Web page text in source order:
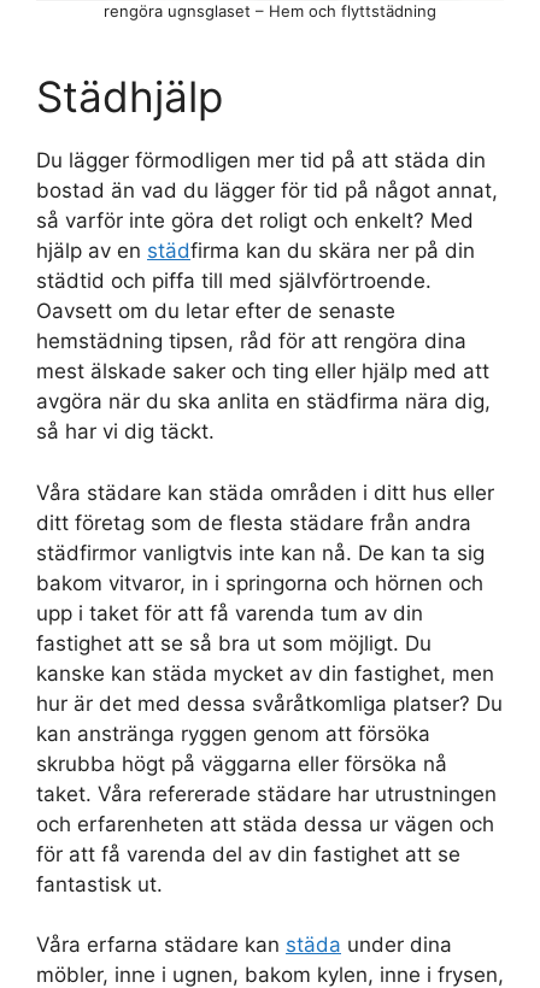
Städhjälp
Du lägger förmodligen mer tid på att städa din
bostad än vad du lägger för tid på något annat,
så varför inte göra det roligt och enkelt? Med
hjälp av en städfirma kan du skära ner på din
städtid och piffa till med självförtroende.
Oavsett om du letar efter de senaste
hemstädning tipsen, råd för att rengöra dina
mest älskade saker och ting eller hjälp med att
avgöra när du ska anlita en städfirma nära dig,
så har vi dig täckt.
Våra städare kan städa områden i ditt hus eller
ditt företag som de flesta städare från andra
städfirmor vanligtvis inte kan nå. De kan ta sig
bakom vitvaror, in i springorna och hörnen och
upp i taket för att få varenda tum av din
fastighet att se så bra ut som möjligt. Du
kanske kan städa mycket av din fastighet, men
hur är det med dessa svåråtkomliga platser? Du
kan anstränga ryggen genom att försöka
skrubba högt på väggarna eller försöka nå
taket. Våra refererade städare har utrustningen
och erfarenheten att städa dessa ur vägen och
för att få varenda del av din fastighet att se
fantastisk ut.
Våra erfarna städare kan städa under dina
möbler, inne i ugnen, bakom kylen, inne i frysen,
rengöra ugnsglaset – Hem och flyttstädning